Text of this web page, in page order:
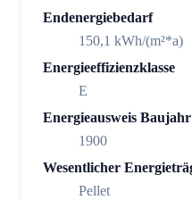
Endenergiebedarf
150,1 kWh/(m²*a)
Energieeffizienzklasse
E
Energieausweis Baujahr
1900
Wesentlicher
Pellet